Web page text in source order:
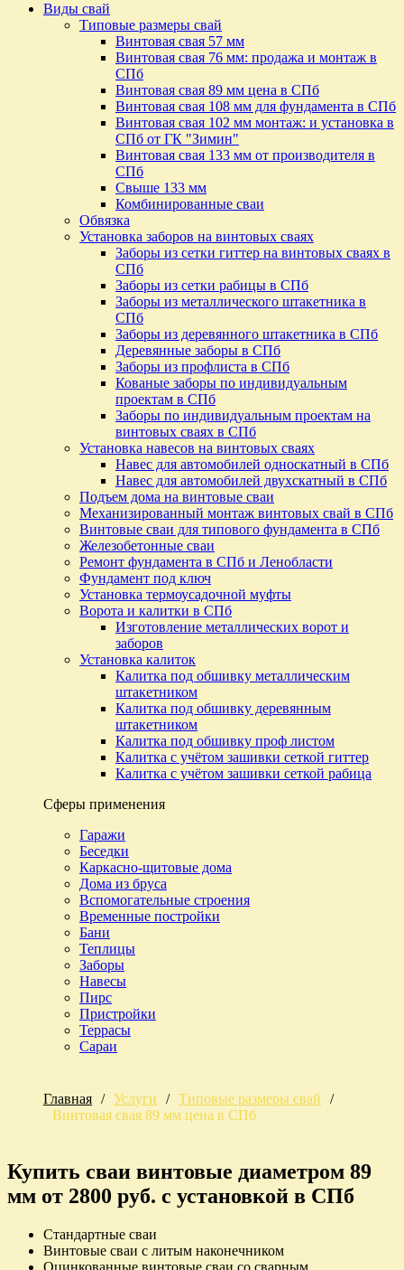
Виды свай
Типовые размеры свай
Винтовая свая 57 мм
Винтовая свая 76 мм: продажа и монтаж в
СПб
Винтовая свая 89 мм цена в СПб
Винтовая свая 108 мм для фундамента в СПб
Винтовая свая 102 мм монтаж: и установка в
СПб от ГК "Зимин"
Винтовая свая 133 мм от производителя в
СПб
Свыше 133 мм
Комбинированные сваи
Обвязка
Установка заборов на винтовых сваях
Заборы из сетки гиттер на винтовых сваях в
СПб
Заборы из сетки рабицы в СПб
Заборы из металлического штакетника в
СПб
Заборы из деревянного штакетника в СПб
Деревянные заборы в СПб
Заборы из профлиста в СПб
Кованые заборы по индивидуальным
проектам в СПб
Заборы по индивидуальным проектам на
винтовых сваях в СПб
Установка навесов на винтовых сваях
Навес для автомобилей односкатный в СПб
Навес для автомобилей двухскатный в СПб
Подъем дома на винтовые сваи
Механизированный монтаж винтовых свай в СПб
Винтовые сваи для типового фундамента в СПб
Железобетонные сваи
Ремонт фундамента в СПб и Ленобласти
Фундамент под ключ
Установка термоусадочной муфты
Ворота и калитки в СПб
Изготовление металлических ворот и
заборов
Установка калиток
Калитка под обшивку металлическим
штакетником
Калитка под обшивку деревянным
штакетником
Калитка под обшивку проф листом
Калитка с учётом зашивки сеткой гиттер
Калитка с учётом зашивки сеткой рабица
Сферы применения
Гаражи
Беседки
Каркасно-щитовые дома
Дома из бруса
Вспомогательные строения
Временные постройки
Бани
Теплицы
Заборы
Навесы
Пирс
Пристройки
Террасы
Сараи
Главная / Услуги / Типовые размеры свай
/
Винтовая свая 89 мм цена в СПб
Купить сваи винтовые диаметром 89
мм от 2800 руб. с установкой в СПб
Cтандартные сваи
Винтовые сваи с литым наконечником
Оцинкованные винтовые сваи со сварным